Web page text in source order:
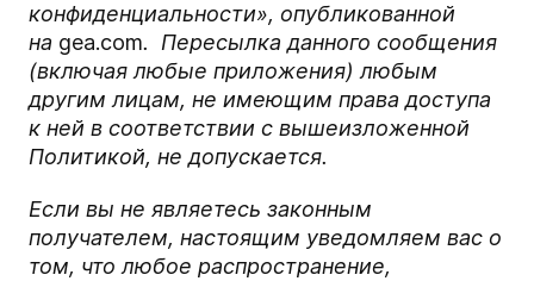
конфиденциальности», опубликованной
на gea.com. Пересылка данного сообщения
(включая любые приложения) любым
другим лицам, не имеющим права доступа
к ней в соответствии с вышеизложенной
Политикой, не допускается.
Если вы не являетесь законным
получателем, настоящим уведомляем вас о
том, что любое распространение,